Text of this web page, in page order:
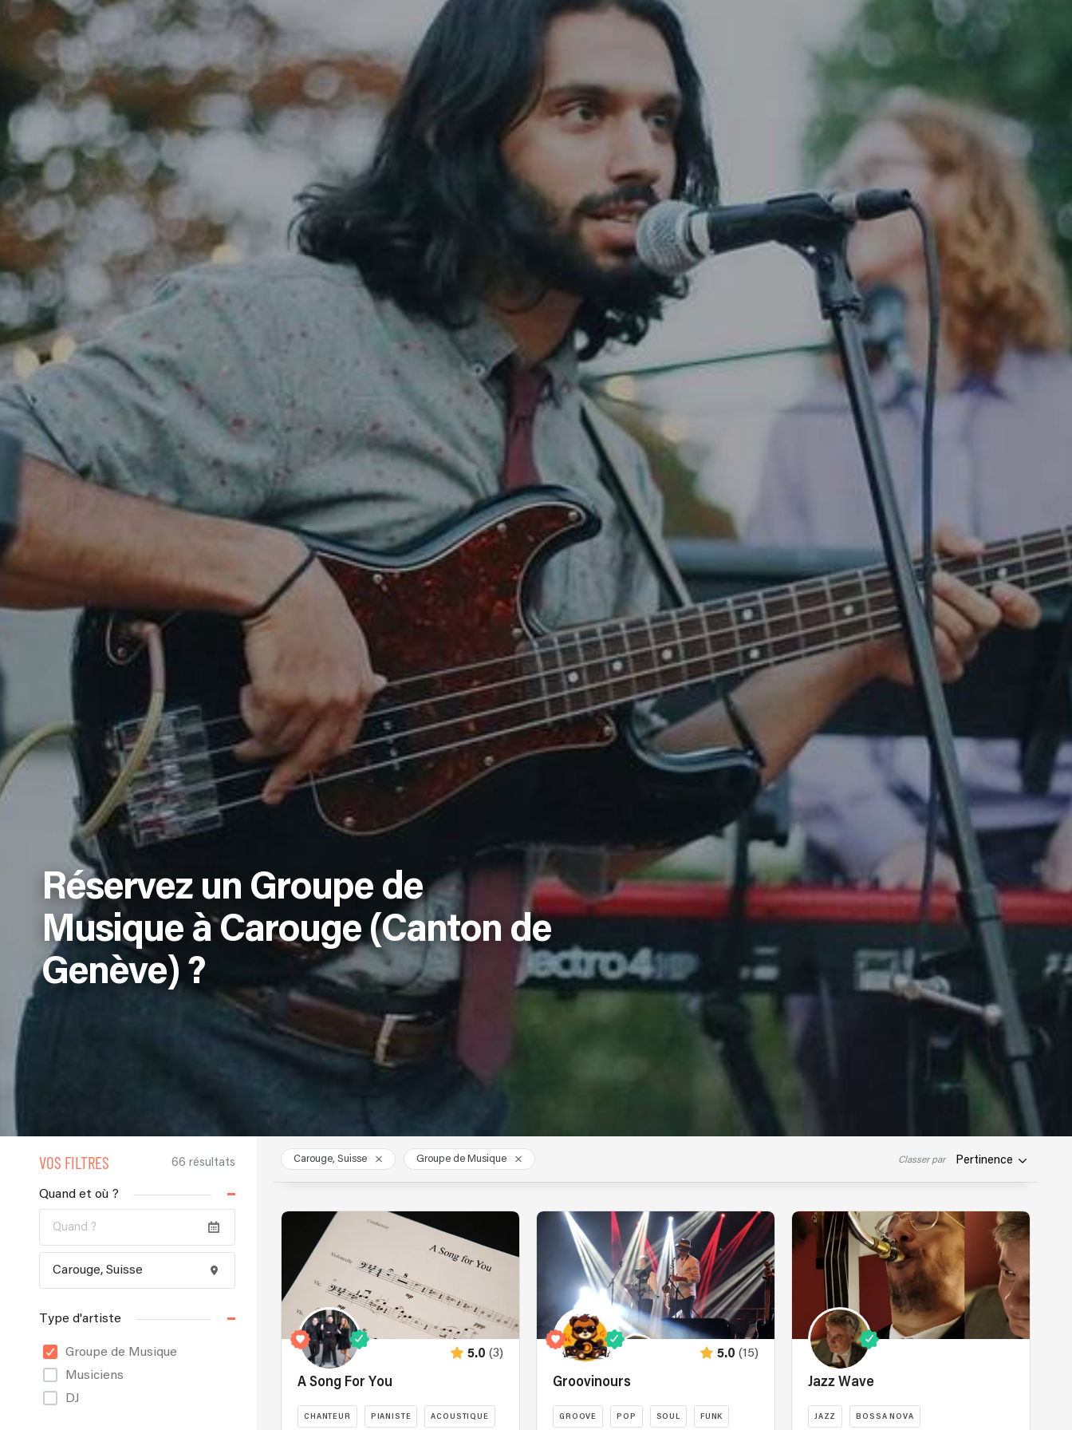
Réservez un Groupe de
Musique à Carouge (Canton de
Genève) ?
VOS FILTRES 66 résultats
Quand et où ?
Type d'artiste
Groupe de Musique
Musiciens
DJ
Carouge, Suisse Groupe de Musique Classer par Pertinence
5.0 (3)
A Song For You
CHANTEUR PIANISTE ACOUSTIQUE
5.0 (15)
Groovinours
GROOVE POP SOUL FUNK
Jazz Wave
JAZZ BOSSA NOVA